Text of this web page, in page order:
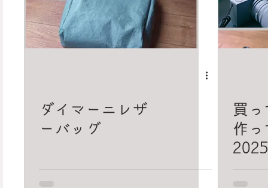
art 買ったもの 小休止の 習慣
ダイマーニレザ
ーバッグ
買
作っ
2025